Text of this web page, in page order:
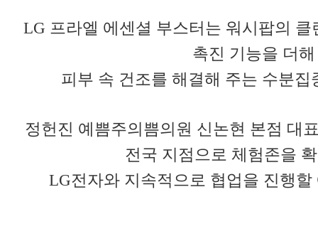
LG 프라엘 에센셜 부스터는 워시팝의
촉진 기능을 더
피부 속 건조를 해결해 주는 수분집
정헌진 예쁨주의쁨의원 신논현 본점 대
전국 지점으로 체험존을
LG전자와 지속적으로 협업을 진행할